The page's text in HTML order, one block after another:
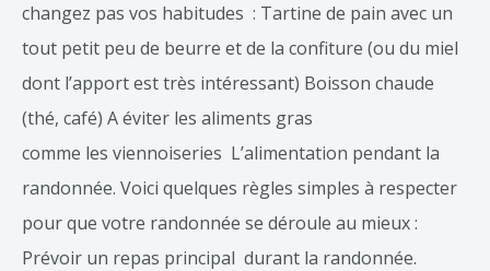
changez pas vos habitudes : Tartine de pain avec un
tout petit peu de beurre et de la confiture (ou du miel
dont l’apport est très intéressant) Boisson chaude
(thé, café) A éviter les aliments gras
comme les viennoiseries L’alimentation pendant la
randonnée. Voici quelques règles simples à respecter
pour que votre randonnée se déroule au mieux :
Prévoir un repas principal durant la randonnée.